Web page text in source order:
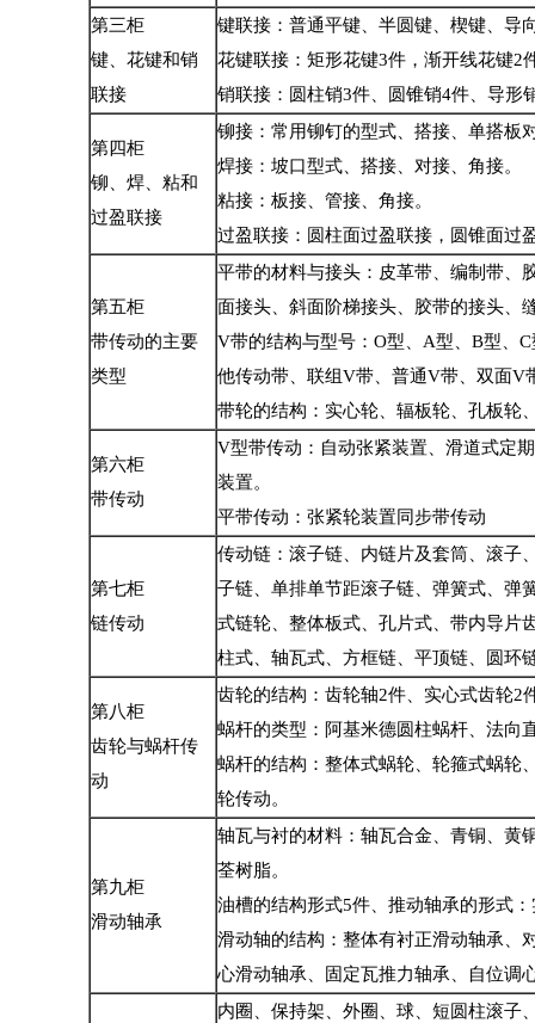
第三柜
键、花键和销
联接
键联接：普通平键、半圆键、楔键、导
花键联接：矩形花键3件，渐开线花键2
销联接：圆柱销3件、圆锥销4件、导形
第四柜
铆、焊、粘和
过盈联接
铆接：常用铆钉的型式、搭接、单搭板
焊接：坡口型式、搭接、对接、角接。
粘接：板接、管接、角接。
过盈联接：圆柱面过盈联接，圆锥面过
第五柜
带传动的主要
类型
平带的材料与接头：皮革带、编制带、
面接头、斜面阶梯接头、胶带的接头、
V带的结构与型号：O型、A型、B型、
他传动带、联组V带、普通V带、双面V
带轮的结构：实心轮、辐板轮、孔板轮
第六柜
带传动
V型带传动：自动张紧装置、滑道式定
装置。
平带传动：张紧轮装置同步带传动
第七柜
链传动
传动链：滚子链、内链片及套筒、滚子
子链、单排单节距滚子链、弹簧式、弹
式链轮、整体板式、孔片式、带内导片
柱式、轴瓦式、方框链、平顶链、圆环
第八柜
齿轮与蜗杆传
动
齿轮的结构：齿轮轴2件、实心式齿轮2
蜗杆的类型：阿基米德圆柱蜗杆、法向
蜗杆的结构：整体式蜗轮、轮箍式蜗轮
轮传动。
第九柜
滑动轴承
轴瓦与衬的材料：轴瓦合金、青铜、黄
荃树脂。
油槽的结构形式5件、推动轴承的形式
滑动轴的结构：整体有衬正滑动轴承、
心滑动轴承、固定瓦推力轴承、自位调
内圈、保持架、外圈、球、短圆柱滚子